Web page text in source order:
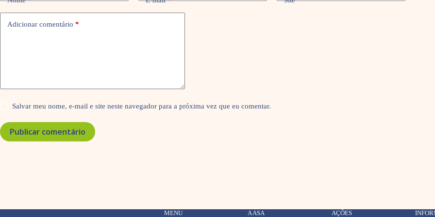
Adicionar comentário *
Salvar meu nome, e-mail e site neste navegador para a próxima vez que eu comentar.
Publicar comentário
MENU A ASA AÇÕES